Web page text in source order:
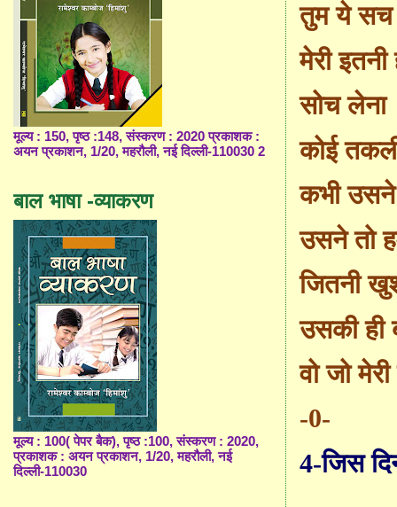
तुम ये सच
मेरी इतनी
सोच लेना
कोई
कभी उसने
उसने तो
जितनी
उसकी ही
वो जो
-0-
4-जिस
मूल्य : 150, पृष्ठ :148, संस्करण : 2020 प्रकाशक :
अयन प्रकाशन, 1/20, महरौली, नई दिल्ली-110030 2
बाल भाषा -व्याकरण
मूल्य : 100( पेपर बैक), पृष्ठ :100, संस्करण : 2020,
प्रकाशक : अयन प्रकाशन, 1/20, महरौली, नई
दिल्ली-110030